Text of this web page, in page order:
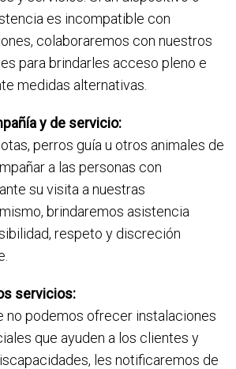
es incompatible con
colaboraremos con nuestros
para brindarles acceso pleno e
medidas alternativas.
y de servicio:
perros guía u otros animales de
a las personas con
su visita a nuestras
brindaremos asistencia
respeto y discreción
servicios:
no podemos ofrecer instalaciones
que ayuden a los clientes y
les notificaremos de